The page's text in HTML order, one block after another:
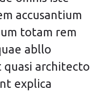
accusantium
totam rem
abllo
architecto
explica